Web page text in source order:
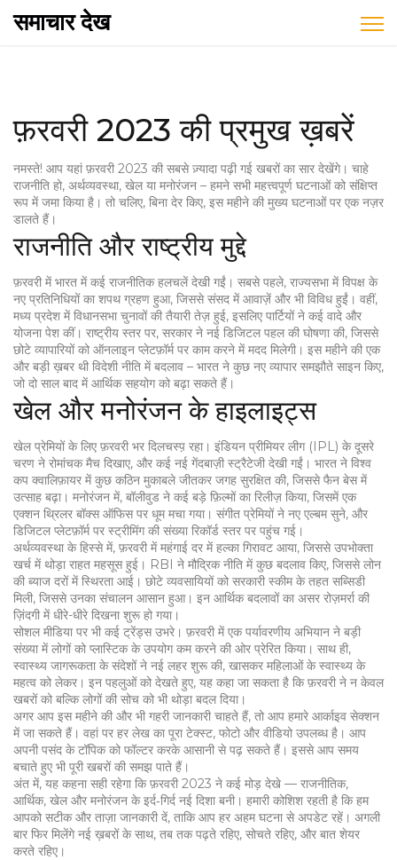
समाचार देख
फ़रवरी 2023 की प्रमुख ख़बरें
नमस्ते! आप यहां फ़रवरी 2023 की सबसे ज़्यादा पढ़ी गई खबरों का सार देखेंगे। चाहे
राजनीति हो, अर्थव्यवस्था, खेल या मनोरंजन – हमने सभी महत्त्वपूर्ण घटनाओं को संक्षिप्त
रूप में जमा किया है। तो चलिए, बिना देर किए, इस महीने की मुख्य घटनाओं पर एक नज़र
डालते हैं।
राजनीति और राष्ट्रीय मुद्दे
फ़रवरी में भारत में कई राजनीतिक हलचलें देखी गईं। सबसे पहले, राज्यसभा में विपक्ष के
नए प्रतिनिधियों का शपथ ग्रहण हुआ, जिससे संसद में आवाज़ें और भी विविध हुईं। वहीं,
मध्य प्रदेश में विधानसभा चुनावों की तैयारी तेज़ हुई, इसलिए पार्टियों ने कई वादे और
योजना पेश कीं। राष्ट्रीय स्तर पर, सरकार ने नई डिजिटल पहल की घोषणा की, जिससे
छोटे व्यापारियों को ऑनलाइन प्लेटफ़ॉर्म पर काम करने में मदद मिलेगी। इस महीने की एक
और बड़ी ख़बर थी विदेशी नीति में बदलाव – भारत ने कुछ नए व्यापार समझौते साइन किए,
जो दो साल बाद में आर्थिक सहयोग को बढ़ा सकते हैं।
खेल और मनोरंजन के हाइलाइट्स
खेल प्रेमियों के लिए फ़रवरी भर दिलचस्प़ रहा। इंडियन प्रीमियर लीग (IPL) के दूसरे
चरण ने रोमांचक मैच दिखाए, और कई नई गेंदबाज़ी स्ट्रैटेजी देखी गईं। भारत ने विश्व
कप क्वालिफ़ायर में कुछ कठिन मुकाबले जीतकर जगह सुरक्षित की, जिससे फैन बेस में
उत्साह बढ़ा। मनोरंजन में, बॉलीवुड ने कई बड़े फ़िल्मों का रिलीज़ किया, जिसमें एक
एक्शन थ्रिलर बॉक्स ऑफिस पर धूम मचा गया। संगीत प्रेमियों ने नए एल्बम सुने, और
डिजिटल प्लेटफ़ॉर्म पर स्ट्रीमिंग की संख्या रिकॉर्ड स्तर पर पहुंच गई।
अर्थव्यवस्था के हिस्से में, फ़रवरी में महंगाई दर में हल्का गिरावट आया, जिससे उपभोक्ता
खर्च में थोड़ा राहत महसूस हुई। RBI ने मौद्रिक नीति में कुछ बदलाव किए, जिससे लोन
की ब्याज दरों में स्थिरता आई। छोटे व्यवसायियों को सरकारी स्कीम के तहत सब्सिडी
मिली, जिससे उनका संचालन आसान हुआ। इन आर्थिक बदलावों का असर रोज़मर्रा की
ज़िंदगी में धीरे-धीरे दिखना शुरू हो गया।
सोशल मीडिया पर भी कई ट्रेंड्स उभरे। फ़रवरी में एक पर्यावरणीय अभियान ने बड़ी
संख्या में लोगों को प्लास्टिक के उपयोग कम करने की ओर प्रेरित किया। साथ ही,
स्वास्थ्य जागरूकता के संदेशों ने नई लहर शुरू की, खासकर महिलाओं के स्वास्थ्य के
महत्व को लेकर। इन पहलुओं को देखते हुए, यह कहा जा सकता है कि फ़रवरी ने न केवल
खबरों को बल्कि लोगों की सोच को भी थोड़ा बदल दिया।
अगर आप इस महीने की और भी गहरी जानकारी चाहते हैं, तो आप हमारे आर्काइव सेक्शन
में जा सकते हैं। वहां पर हर लेख का पूरा टेक्स्ट, फोटो और वीडियो उपलब्ध है। आप
अपनी पसंद के टॉपिक को फॉल्टर करके आसानी से पढ़ सकते हैं। इससे आप समय
बचाते हुए भी पूरी खबरों की समझ पाते हैं।
अंत में, यह कहना सही रहेगा कि फ़रवरी 2023 ने कई मोड़ देखे — राजनीतिक,
आर्थिक, खेल और मनोरंजन के इर्द‑गिर्द नई दिशा बनी। हमारी कोशिश रहती है कि हम
आपको सटीक और ताज़ा जानकारी दें, ताकि आप हर अहम घटना से अपडेट रहें। अगली
बार फिर मिलेंगे नई ख़बरों के साथ, तब तक पढ़ते रहिए, सोचते रहिए, और बात शेयर
करते रहिए।